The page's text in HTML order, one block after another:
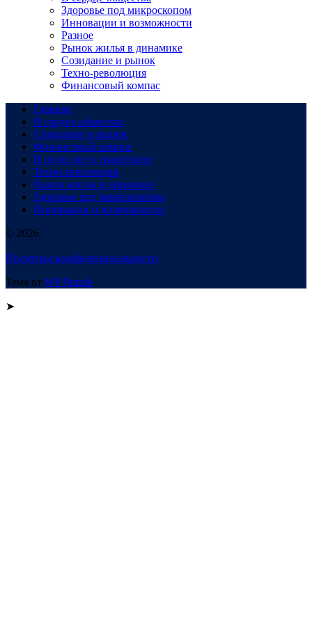
Здоровье под микроскопом
Инновации и возможности
Разное
Рынок жилья в динамике
Созидание и рынок
Техно-революция
Финансовый компас
Главная
В сердце общества
Созидание и рынок
Финансовый компас
В пути: все о транспорте
Техно-революция
Рынок жилья в динамике
Здоровье под микроскопом
Инновации и возможности
© 2026
Политика конфиденциальности
Тема от WP Puzzle
➤